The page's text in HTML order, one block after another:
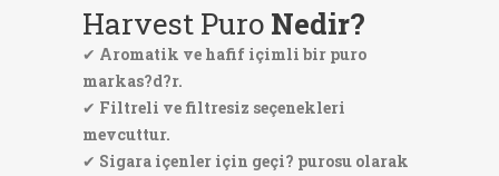
Harvest Puro Nedir?
✔ Aromatik ve hafif içimli bir puro
markas?d?r.
✔ Filtreli ve filtresiz seçenekleri
mevcuttur.
✔ Sigara içenler için geçi? purosu olarak